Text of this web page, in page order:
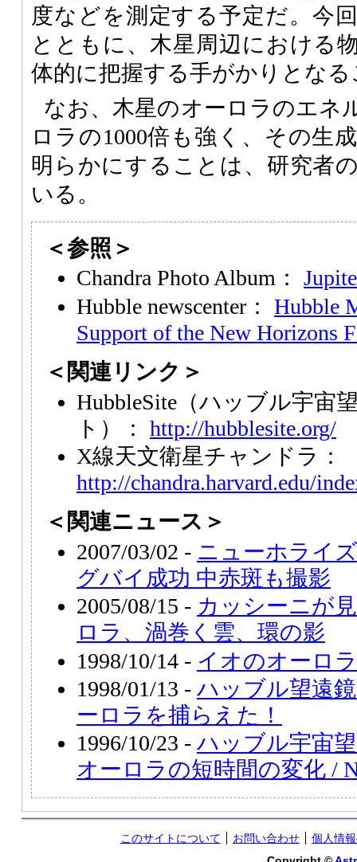
度などを測定する予定だ。今
とともに、木星周辺における
体的に把握する手がかりとな
なお、木星のオーロラのエネ
ロラの1000倍も強く、その生
明らかにすることは、研究者
いる。
＜参照＞
Chandra Photo Album：
Hubble newscenter： Hubble
Support of the New Horizons
＜関連リンク＞
HubbleSite（ハッブル宇宙
ト）： http://hubblesite.org/
X線天文衛星チャンドラ：
http://chandra.harvard.edu/
＜関連ニュース＞
2007/03/02 - ニューホライ
グバイ成功 中赤斑も撮影
2005/08/15 - カッシーニが
ロラ、渦巻く雲、環の影
1998/10/14 - イオのオーロラ
1998/01/13 - ハッブル望遠
ーロラを捕らえた！
1996/10/23 - ハッブル宇宙
オーロラの短時間の変化 /
このサイトについて お問い合わせ
個人情